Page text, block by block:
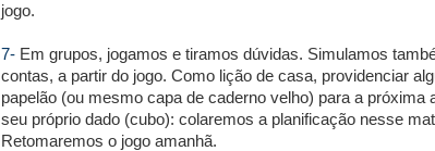
jogo.
7- Em grupos, jogamos e tiramos dúvidas. Simulamos
contas, a partir do jogo. Como lição de casa, providenciar
papelão (ou mesmo capa de caderno velho) para a próxima
seu próprio dado (cubo): colaremos a planificação nesse
Retomaremos o jogo amanhã.